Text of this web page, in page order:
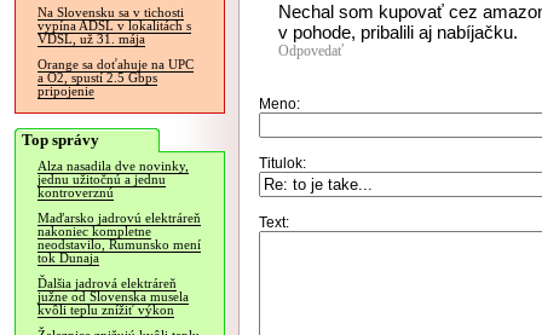
Na Slovensku sa v tichosti
vypína ADSL v lokalitách s
VDSL, už 31. mája
Orange sa doťahuje na UPC
a O2, spustí 2.5 Gbps
pripojenie
Top správy
Alza nasadila dve novinky,
jednu užitočnú a jednu
kontroverznú
Maďarsko jadrovú elektráreň
nakoniec kompletne
neodstavilo, Rumunsko mení
tok Dunaja
Ďalšia jadrová elektráreň
južne od Slovenska musela
kvôli teplu znížiť výkon
Nechal som kupovať cez
v pohode, pribalili aj nabíjačku.
Odpovedať
Meno:
Titulok:
Text: